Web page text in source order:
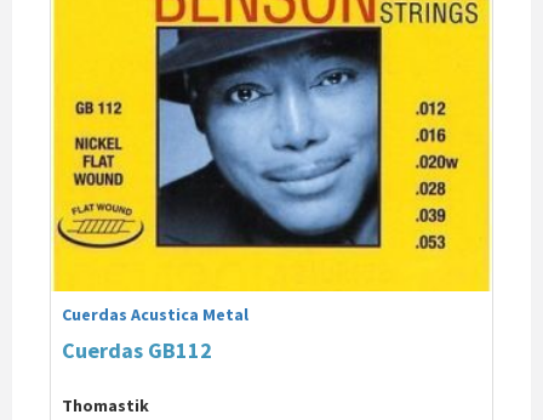
Cuerdas Acustica Metal
Cuerdas GB112
Thomastik